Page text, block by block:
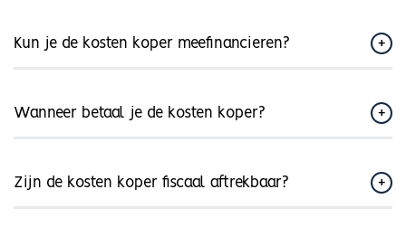
Kun je de kosten koper meefinancieren?
Wanneer betaal je de kosten koper?
Zijn de kosten koper fiscaal aftrekbaar?